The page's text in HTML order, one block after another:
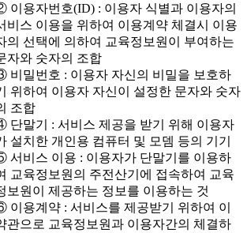
이용자번호(ID) : 이용자 식별과 이용자의
비스 이용을 위하여 이용계약 체결시 이용
의 선택에 의하여 교육정보원이 부여하는
자와 숫자의 조합
비밀번호 : 이용자 자신의 비밀을 보호하
위하여 이용자 자신이 설정한 문자와 숫자
조합
단말기 : 서비스 제공을 받기 위해 이용자
설치한 개인용 컴퓨터 및 모뎀 등의 기기
서비스 이용 : 이용자가 단말기를 이용하
교육정보원의 주전산기에 접속하여 교육
보원이 제공하는 정보를 이용하는 것
이용계약 : 서비스를 제공받기 위하여 이
관으로 교육정보원과 이용자간의 체결하